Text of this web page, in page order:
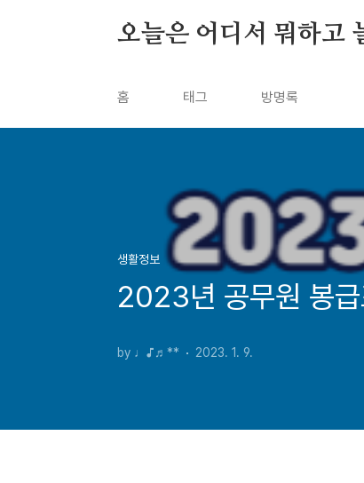
오늘은 어디서 뭐하고
홈 태그 방명록
생활정보
2023년 공무원 봉
by ♩♪♬** 2023. 1. 9.